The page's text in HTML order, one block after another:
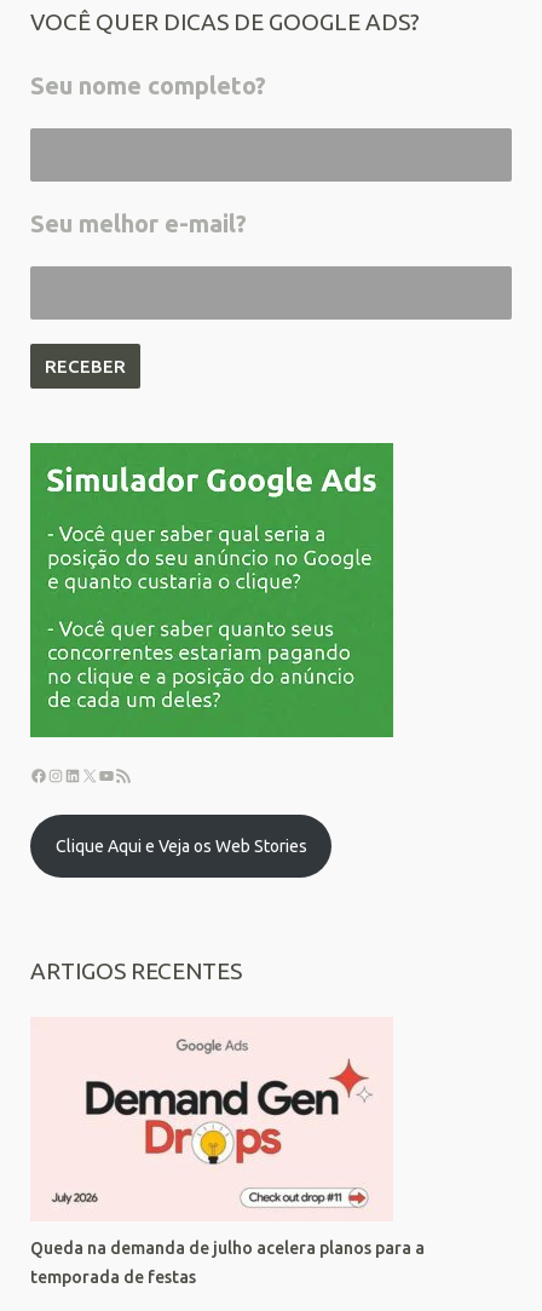
VOCÊ QUER DICAS DE GOOGLE ADS?
Seu nome completo?
Seu melhor e-mail?
Clique Aqui e Veja os Web Stories
ARTIGOS RECENTES
Queda na demanda de julho acelera planos para a
temporada de festas